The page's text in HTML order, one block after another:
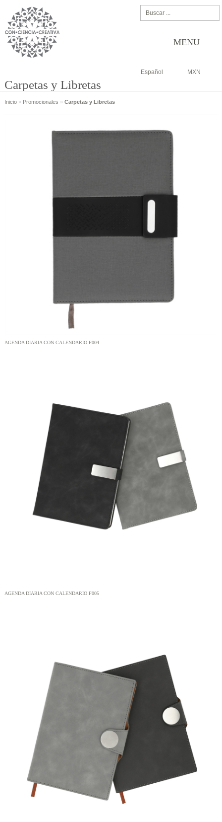
MENU
Carpetas y Libretas
MXN
Español
Inicio » Promocionales » Carpetas y Libretas
AGENDA DIARIA CON CALENDARIO F004
AGENDA DIARIA CON CALENDARIO F005